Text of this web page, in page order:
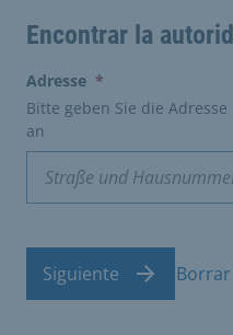
Encontrar la
Adresse *
Bitte geben Sie die
an
Siguiente